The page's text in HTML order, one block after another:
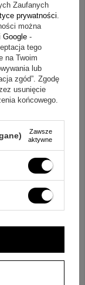
Parker Jotter z
To pióro,
i może nieść
wersję z
klasykę w
Zaufanych
prywatności.
można
Google -
tego
na Twoim
lub
zgód”. Zgodę
usunięcie
końcowego.
Zawsze
aktywne